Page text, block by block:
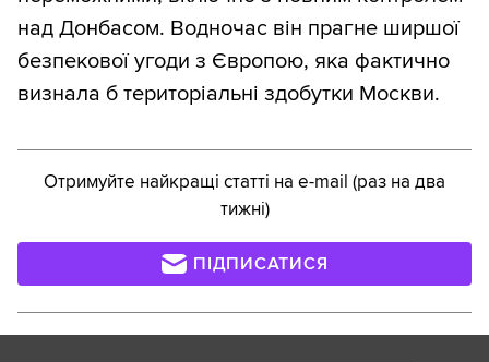
над Донбасом. Водночас він прагне ширшої
безпекової угоди з Європою, яка фактично
визнала б територіальні здобутки Москви.
Отримуйте найкращі статті на e-mail (раз на два
тижні)
ПІДПИСАТИСЯ